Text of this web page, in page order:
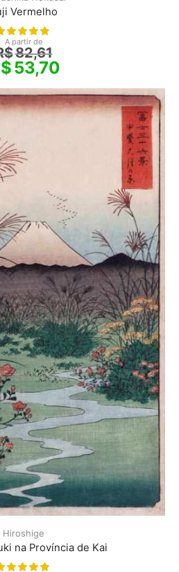
Vermelho
A partir de
82,61
53,70
Hiroshige
na Província de Kai